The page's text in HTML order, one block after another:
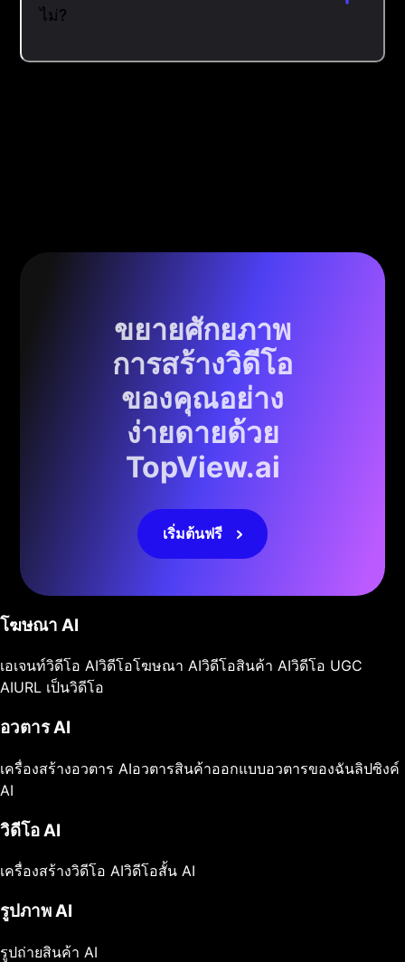
ไม่?
ขยายศักยภาพ
การสร้างวิดีโอ
ของคุณอย่าง
ง่ายดายด้วย
TopView.ai
เริ่มต้นฟรี
โฆษณา AI
เอเจนท์วิดีโอ AIวิดีโอโฆษณา AIวิดีโอสินค้า AIวิดีโอ UGC
AIURL เป็นวิดีโอ
อวตาร AI
เครื่องสร้างอวตาร AIอวตารสินค้าออกแบบอวตารของฉันลิปซิงค์
AI
วิดีโอ AI
เครื่องสร้างวิดีโอ AIวิดีโอสั้น AI
รูปภาพ AI
รูปถ่ายสินค้า AI